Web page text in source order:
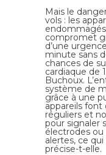
Mais le
vols : les
compromet
d’une
minute sans
chances de
cardiaque de
Buchoux.
système de
grâce à une
appareils
réguliers et
pour signaler
électrodes
alertes, ce
précise-t-elle.